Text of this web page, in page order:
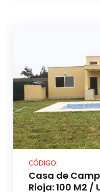
CÓDIGO:
Casa de
Rioja: 100 M2 /